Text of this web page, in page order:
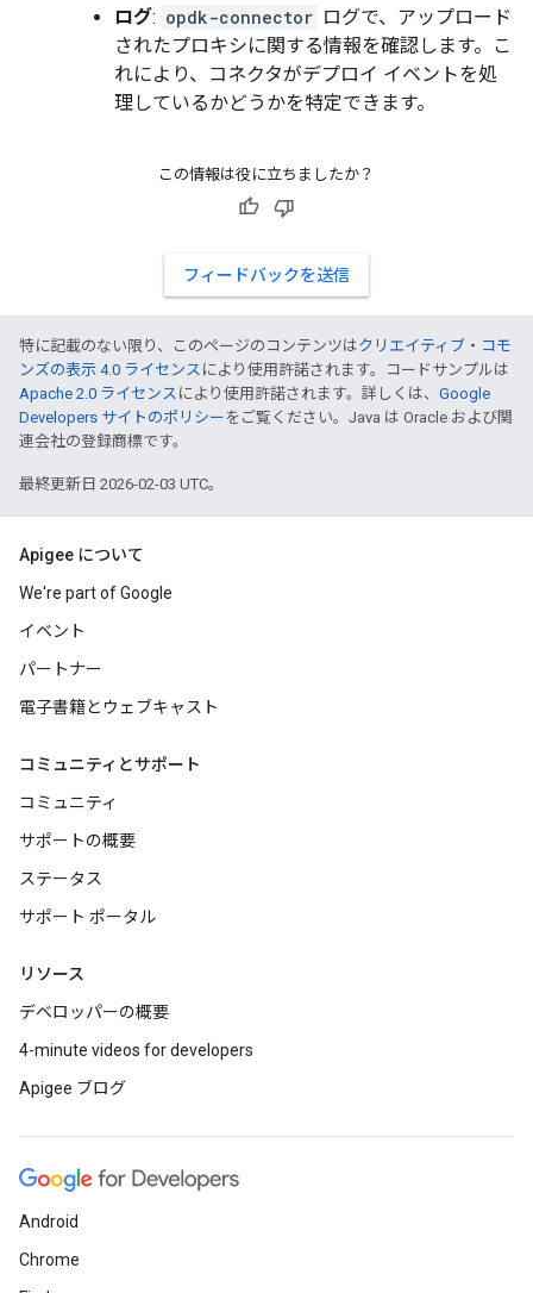
ログ: opdk-connector ログで、アップロード
されたプロキシに関する情報を確認します。こ
れにより、コネクタがデプロイ イベントを処
理しているかどうかを特定できます。
この情報は役に立ちましたか？
フィードバックを送信
特に記載のない限り、このページのコンテンツはクリエイティブ・コモ
ンズの表示 4.0 ライセンス により使用許諾されます。コードサンプルは
Apache 2.0 ライセンス により使用許諾されます。詳しくは、 Google
Developers サイトのポリシー をご覧ください。Java は Oracle および関
連会社の登録商標です。
最終更新日 2026-02-03 UTC。
Apigee について
We're part of Google
イベント
パートナー
電子書籍とウェブキャスト
コミュニティとサポート
コミュニティ
サポートの概要
ステータス
サポート ポータル
リソース
デベロッパーの概要
4-minute videos for developers
Apigee ブログ
Android
Chrome